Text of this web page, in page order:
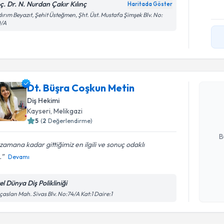
Dr. N. Nurdan Çakır Kılınç Haritada Göster
Beyazıt, Şehit Üsteğmen, Şht. Üst. Mustafa Şimşek Blv. No:
A
Dt. Büşra Coşkun Metin
Diş Hekimi
Kayseri , Melikgazi
5 (2 Değerlendirme)
kadar gittiğimiz en ilgili ve sonuç odaklı
Devamı
Dünya Diş Polikliniği
Mah. Sivas Blv. No:74/A Kat:1 Daire:1
Dt. Büşra